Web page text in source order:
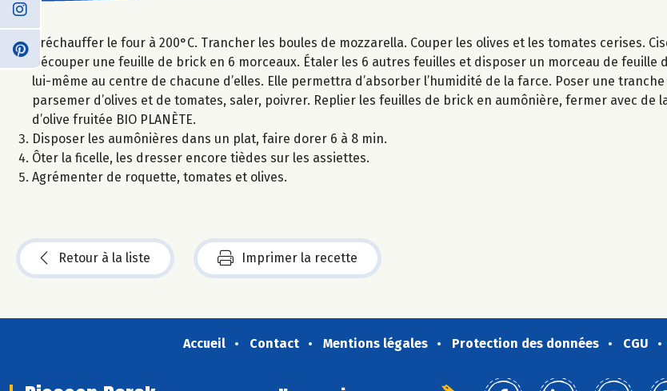
Préchauffer le four à 200°C. Trancher les boules de mozzarella. Couper les olives et les tomates cerises.
Découper une feuille de brick en 6 morceaux. Étaler les 6 autres feuilles et disposer un morceau de
lui-même au centre de chacune d’elles. Elle permettra d’absorber l’humidité de la farce. Poser une
parsemer d’olives et de tomates, saler, poivrer. Replier les feuilles de brick en aumônière, fermer avec de
d’olive fruitée BIO PLANÈTE.
Disposer les aumônières dans un plat, faire dorer 6 à 8 min.
Ôter la ficelle, les dresser encore tièdes sur les assiettes.
Agrémenter de roquette, tomates et olives.
Retour à la liste Imprimer la recette
Accueil Contact Mentions légales Protection des données CGU